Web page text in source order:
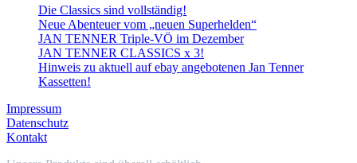
Die Classics sind vollständig!
Neue Abenteuer vom „neuen Superhelden“
JAN TENNER Triple-VÖ im Dezember
JAN TENNER CLASSICS x 3!
Hinweis zu aktuell auf ebay angebotenen Jan Tenner
Kassetten!
Impressum
Datenschutz
Kontakt